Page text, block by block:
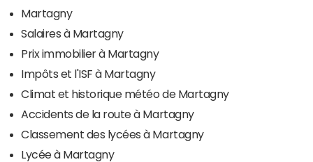
Martagny
Salaires à Martagny
Prix immobilier à Martagny
Impôts et l'ISF à Martagny
Climat et historique météo de Martagny
Accidents de la route à Martagny
Classement des lycées à Martagny
Lycée à Martagny